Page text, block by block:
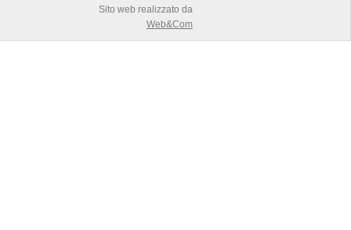
Sito web realizzato da
Web&Com